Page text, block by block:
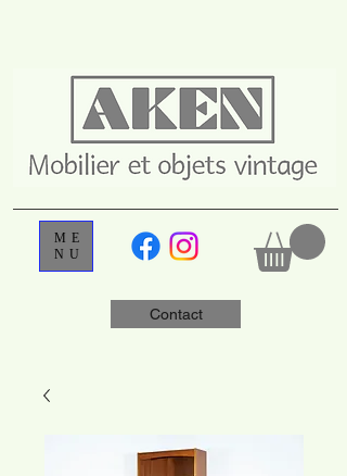
Contact
ME
NU